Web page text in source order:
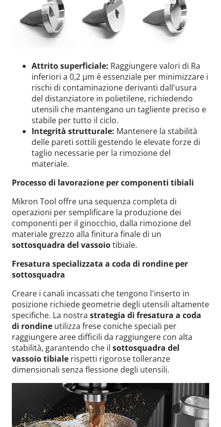
Attrito superficiale: Raggiungere valori di Ra
inferiori a 0,2 μm è essenziale per minimizzare i
rischi di contaminazione derivanti dall'usura
del distanziatore in polietilene, richiedendo
utensili che mantengano un tagliente preciso e
stabile per tutto il ciclo.
Integrità strutturale: Mantenere la stabilità
delle pareti sottili gestendo le elevate forze di
taglio necessarie per la rimozione del
materiale.
Processo di lavorazione per componenti tibiali
Mikron Tool offre una sequenza completa di
operazioni per semplificare la produzione dei
componenti per il ginocchio, dalla rimozione del
materiale grezzo alla finitura finale di un
sottosquadra del vassoiotibiale.
Fresatura specializzata a coda di rondine per
sottosquadra
Creare i canali incassati che tengono l'inserto in
posizione richiede geometrie degli utensili altamente
specifiche. La nostra strategia di fresatura a coda
di rondine utilizza frese coniche speciali per
raggiungere aree difficili da raggiungere con alta
stabilità, garantendo che il sottosquadra del
vassoio tibiale rispetti rigorose tolleranze
dimensionali senza flessione degli utensili.